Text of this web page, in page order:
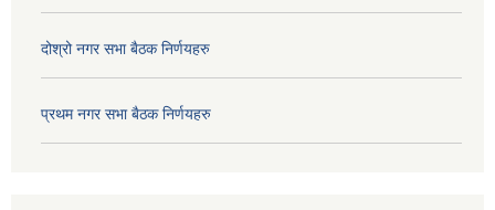
दोश्रो नगर सभा बैठक निर्णयहरु
प्रथम नगर सभा बैठक निर्णयहरु